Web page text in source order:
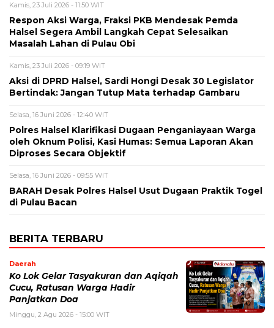
Kamis, 23 Juli 2026 - 11:50 WIT
Respon Aksi Warga, Fraksi PKB Mendesak Pemda
Halsel Segera Ambil Langkah Cepat Selesaikan
Masalah Lahan di Pulau Obi
Kamis, 23 Juli 2026 - 09:19 WIT
Aksi di DPRD Halsel, Sardi Hongi Desak 30 Legislator
Bertindak: Jangan Tutup Mata terhadap Gambaru
Selasa, 16 Juni 2026 - 12:40 WIT
Polres Halsel Klarifikasi Dugaan Penganiayaan Warga
oleh Oknum Polisi, Kasi Humas: Semua Laporan Akan
Diproses Secara Objektif
Selasa, 16 Juni 2026 - 09:55 WIT
BARAH Desak Polres Halsel Usut Dugaan Praktik Togel
di Pulau Bacan
BERITA TERBARU
Daerah
Ko Lok Gelar Tasyakuran dan Aqiqah
Cucu, Ratusan Warga Hadir
Panjatkan Doa
Minggu, 2 Agu 2026 - 15:00 WIT